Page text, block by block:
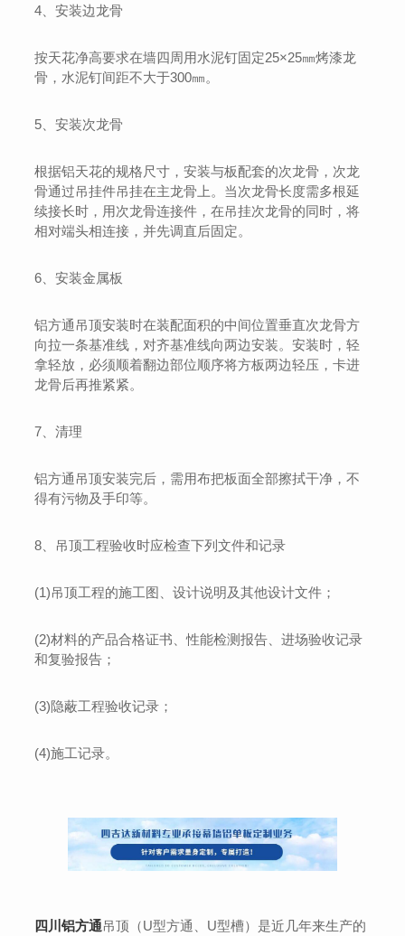
4、安装边龙骨
按天花净高要求在墙四周用水泥钉固定25×25㎜烤漆龙
骨，水泥钉间距不大于300㎜。
5、安装次龙骨
根据铝天花的规格尺寸，安装与板配套的次龙骨，次龙
骨通过吊挂件吊挂在主龙骨上。当次龙骨长度需多根延
续接长时，用次龙骨连接件，在吊挂次龙骨的同时，将
相对端头相连接，并先调直后固定。
6、安装金属板
铝方通吊顶安装时在装配面积的中间位置垂直次龙骨方
向拉一条基准线，对齐基准线向两边安装。安装时，轻
拿轻放，必须顺着翻边部位顺序将方板两边轻压，卡进
龙骨后再推紧紧。
7、清理
铝方通吊顶安装完后，需用布把板面全部擦拭干净，不
得有污物及手印等。
8、吊顶工程验收时应检查下列文件和记录
(1)吊顶工程的施工图、设计说明及其他设计文件；
(2)材料的产品合格证书、性能检测报告、进场验收记录
和复验报告；
(3)隐蔽工程验收记录；
(4)施工记录。
四川铝方通吊顶（U型方通、U型槽）是近几年来生产的